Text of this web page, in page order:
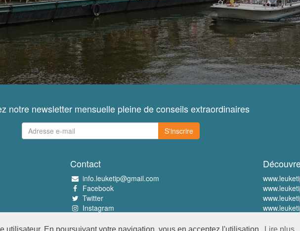
notre newsletter mensuelle pleine de conseils extraordinaires
S'inscrire
Contact
info.leuketip@gmail.com
Facebook
Twitter
Instagram